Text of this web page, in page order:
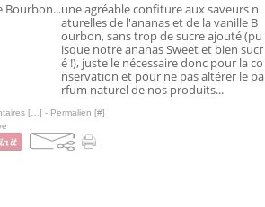
une agréable confiture aux saveurs n
aturelles de l'ananas et de la vanille B
ourbon, sans trop de sucre ajouté (pu
isque notre ananas Sweet et bien sucr
é !), juste le nécessaire donc pour la co
nservation et pour ne pas altérer le pa
rfum naturel de nos produits...
[ ] - Permalien [#]